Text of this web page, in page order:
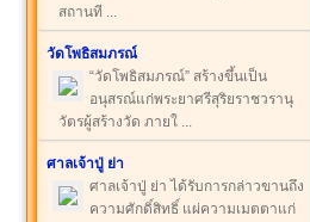
สถานที ...
วัดโพธิสมภรณ์
“วัดโพธิสมภรณ์” สร้างขึ้นเป็น
อนุสรณ์แก่พระยาศรีสุริยราชวรานุ
วัตรผู้สร้างวัด ภายใ ...
ศาลเจ้าปู่ ย่า
ศาลเจ้าปู่ ย่า ได้รับการกล่าวขานถึง
ความศักดิ์สิทธิ์ แผ่ความเมตตาแก่